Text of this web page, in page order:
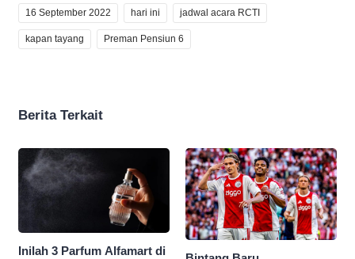
16 September 2022 hari ini jadwal acara RCTI
kapan tayang Preman Pensiun 6
Berita Terkait
Inilah 3 Parfum Alfamart di